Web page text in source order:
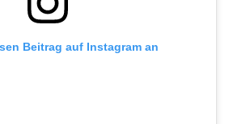
Beitrag auf Instagram an